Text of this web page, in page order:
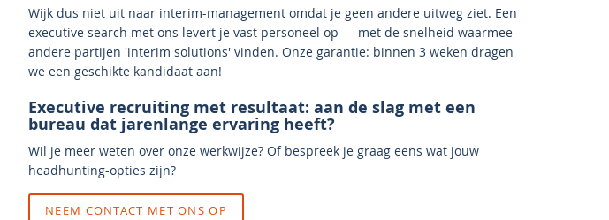
Wijk dus niet uit naar interim-management omdat je geen andere uitweg ziet. Een
executive search met ons levert je vast personeel op — met de snelheid waarmee
andere partijen 'interim solutions' vinden. Onze garantie: binnen 3 weken dragen
we een geschikte kandidaat aan!
Executive recruiting met resultaat: aan de slag met een
bureau dat jarenlange ervaring heeft?
Wil je meer weten over onze werkwijze? Of bespreek je graag eens wat jouw
headhunting-opties zijn?
NEEM CONTACT MET ONS OP